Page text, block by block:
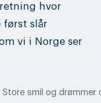
hvor
først slår
vi i Norge ser
Store smil og drømmer